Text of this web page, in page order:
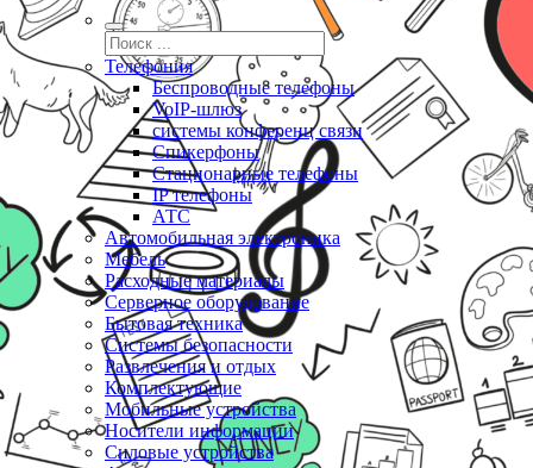
Телефония
Беспроводные телефоны
VoIP-шлюз
системы конференц связи
Спикерфоны
Стационарные телефоны
IP телефоны
АТС
Автомобильная электроника
Мебель
Расходные материалы
Серверное оборудование
Бытовая техника
Системы безопасности
Развлечения и отдых
Комплектующие
Мобильные устройства
Носители информации
Силовые устройства